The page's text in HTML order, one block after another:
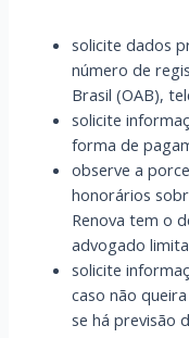
solicite dados
número de
Brasil (OAB),
solicite
forma de
observe a
honorários
Renova tem o
advogado
solicite
caso não
se há previsão